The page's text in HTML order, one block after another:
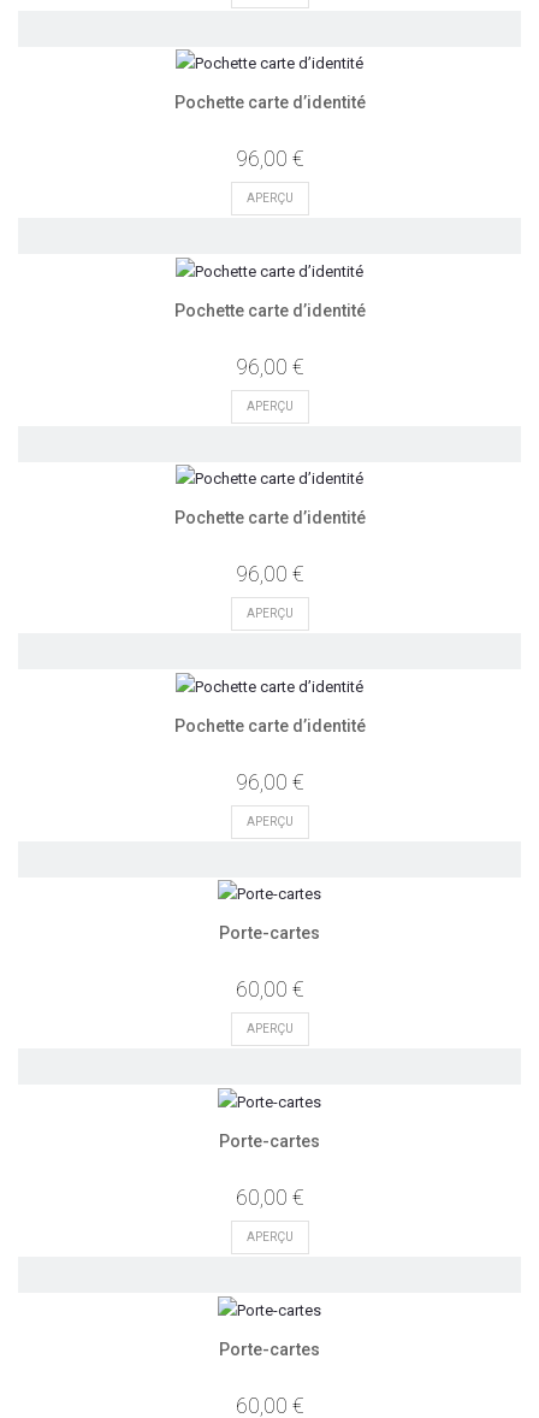
Pochette carte d’identité
96,00 €
APERÇU
Pochette carte d’identité
96,00 €
APERÇU
Pochette carte d’identité
96,00 €
APERÇU
Pochette carte d’identité
96,00 €
APERÇU
Porte-cartes
60,00 €
APERÇU
Porte-cartes
60,00 €
APERÇU
Porte-cartes
60,00 €